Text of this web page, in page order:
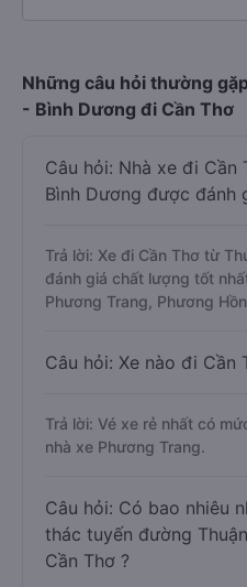
Những câu hỏi thường
- Bình Dương đi Cần Thơ
Câu hỏi: Nhà xe đi Cần
Bình Dương được đánh
Trả lời: Xe đi Cần Thơ từ
đánh giá chất lượng tốt
Phương Trang, Phương
Câu hỏi: Xe nào đi Cần
Trả lời: Vé xe rẻ nhất có
nhà xe Phương Trang.
Câu hỏi: Có bao nhiêu
thác tuyến đường
Cần Thơ ?